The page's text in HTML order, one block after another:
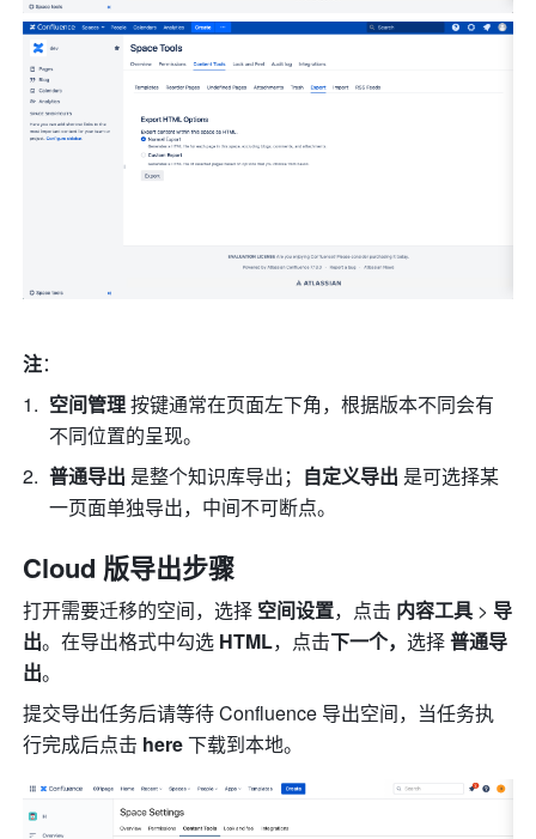
注：
空间管理 按键通常在页面左下角，根据版本不同会有
不同位置的呈现。
普通导出 是整个知识库导出； 自定义导出 是可选择某
一页面单独导出，中间不可断点。
Cloud 版导出步骤
打开需要迁移的空间，选择 空间设置，点击 内容工具 > 导
出。在导出格式中勾选 HTML，点击下一个，选择 普通导
出。
提交导出任务后请等待 Confluence 导出空间，当任务执
行完成后点击 here 下载到本地。